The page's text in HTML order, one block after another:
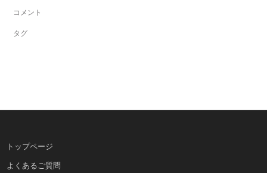
コメント
タグ
トップページ
よくあるご質問